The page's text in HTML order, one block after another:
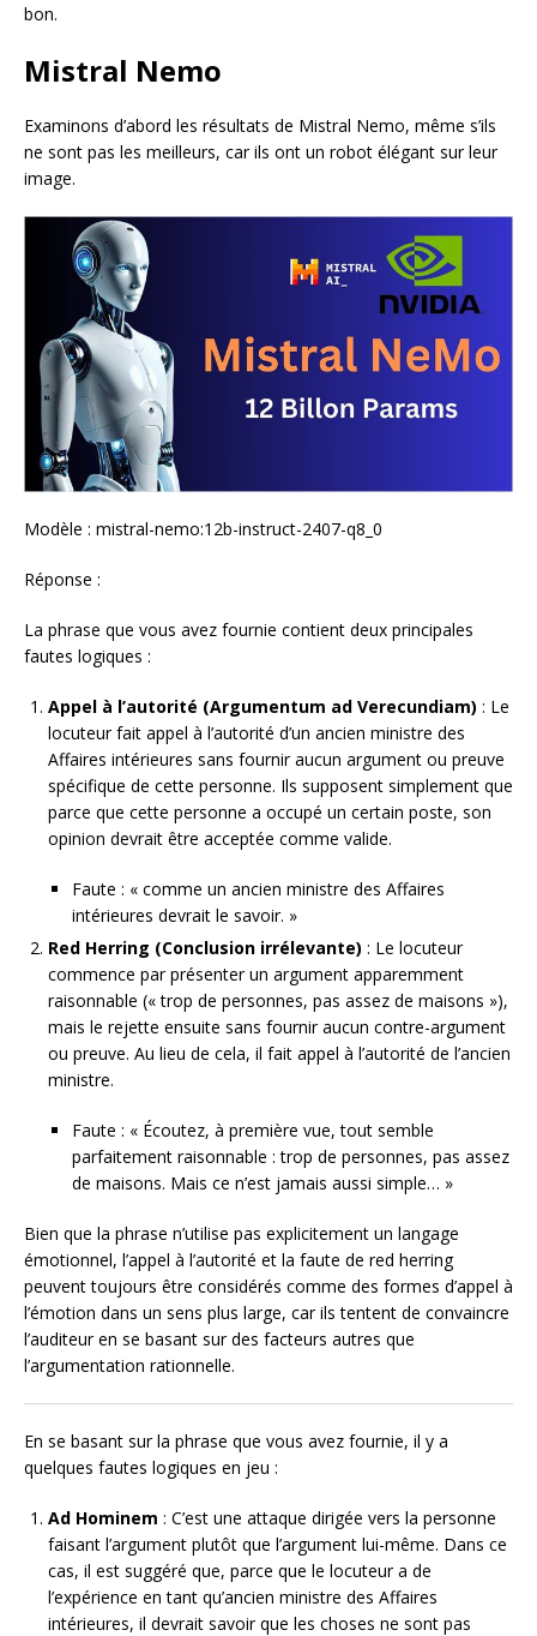
bon.
Mistral Nemo
Examinons d’abord les résultats de Mistral Nemo, même s’ils
ne sont pas les meilleurs, car ils ont un robot élégant sur leur
image.
Modèle : mistral-nemo:12b-instruct-2407-q8_0
Réponse :
La phrase que vous avez fournie contient deux principales
fautes logiques :
Appel à l’autorité (Argumentum ad Verecundiam) : Le
locuteur fait appel à l’autorité d’un ancien ministre des
Affaires intérieures sans fournir aucun argument ou preuve
spécifique de cette personne. Ils supposent simplement que
parce que cette personne a occupé un certain poste, son
opinion devrait être acceptée comme valide.
Faute : « comme un ancien ministre des Affaires
intérieures devrait le savoir. »
Red Herring (Conclusion irrélevante) : Le locuteur
commence par présenter un argument apparemment
raisonnable (« trop de personnes, pas assez de maisons »),
mais le rejette ensuite sans fournir aucun contre-argument
ou preuve. Au lieu de cela, il fait appel à l’autorité de l’ancien
ministre.
Faute : « Écoutez, à première vue, tout semble
parfaitement raisonnable : trop de personnes, pas assez
de maisons. Mais ce n’est jamais aussi simple… »
Bien que la phrase n’utilise pas explicitement un langage
émotionnel, l’appel à l’autorité et la faute de red herring
peuvent toujours être considérés comme des formes d’appel à
l’émotion dans un sens plus large, car ils tentent de convaincre
l’auditeur en se basant sur des facteurs autres que
l’argumentation rationnelle.
En se basant sur la phrase que vous avez fournie, il y a
quelques fautes logiques en jeu :
Ad Hominem : C’est une attaque dirigée vers la personne
faisant l’argument plutôt que l’argument lui-même. Dans ce
cas, il est suggéré que, parce que le locuteur a de
l’expérience en tant qu’ancien ministre des Affaires
intérieures, il devrait savoir que les choses ne sont pas